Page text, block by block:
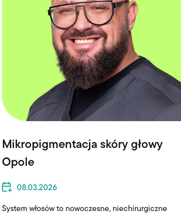
Mikropigmentacja skóry głowy
Opole
08.03.2026
System włosów to nowoczesne, niechirurgiczne